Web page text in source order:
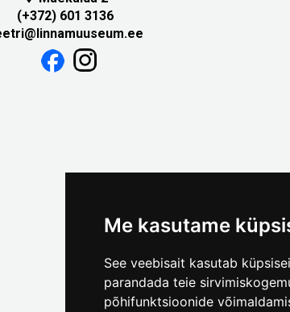
Me kasutame
See veebisait kasutab
parandada teie
põhifunktsioonide
(+372) 601 3136